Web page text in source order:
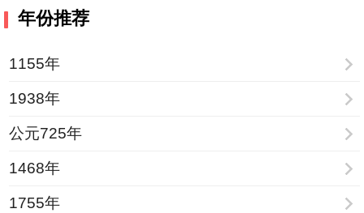
年份推荐
1155年
1938年
公元725年
1468年
1755年